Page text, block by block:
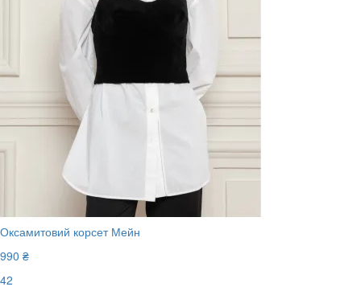
Оксамитовий корсет Мейн
990 ₴
42